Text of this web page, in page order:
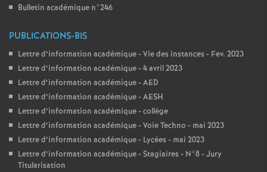
Bulletin académique n°246
PUBLICATIONS-BIS
Lettre d’information académique - Vie des instances - Fev. 2023
Lettre d’information académique - 4 avril 2023
Lettre d’information académique - AED
Lettre d’information académique - AESH
Lettre d’information académique - collège
Lettre d’information académique - Voie Techno - mai 2023
Lettre d’information académique - Lycées - mai 2023
Lettre d’information académique - Stagiaires - N°8 - Jury
Titularisation